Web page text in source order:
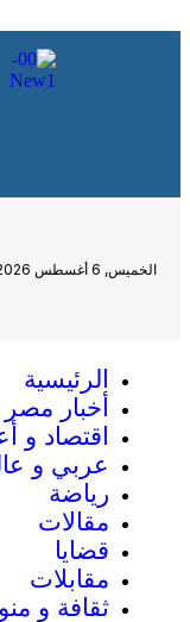
الخميس, 6 أغسطس 2026
الرئيسية
أخبار مصر
اقتصاد و
عربي و
رياضة
مقالات
قضايا
مقابلات
ثقافة و